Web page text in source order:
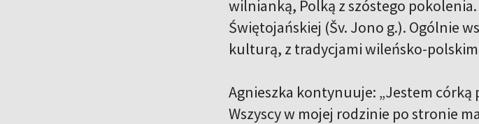
wilnianką, Polką z szóstego
Świętojańskiej (Šv. Jono g.). Ogólnie
kulturą, z tradycjami wileńsko-
Agnieszka kontynuuje: „Jestem
Wszyscy w mojej rodzinie po stronie